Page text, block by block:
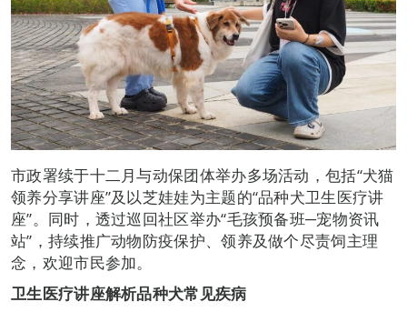
市政署续于十二月与动保团体举办多场活动，包括“犬猫
领养分享讲座”及以芝娃娃为主题的“品种犬卫生医疗讲
座”。同时，透过巡回社区举办“毛孩预备班─宠物资讯
站”，持续推广动物防疫保护、领养及做个尽责饲主理
念，欢迎市民参加。
卫生医疗讲座解析品种犬常见疾病